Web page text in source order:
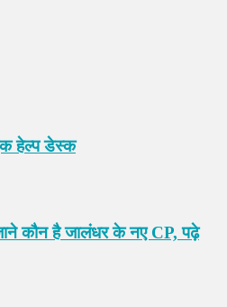
हेल्प डेस्क
कौन है जालंधर के नए CP, पढ़े